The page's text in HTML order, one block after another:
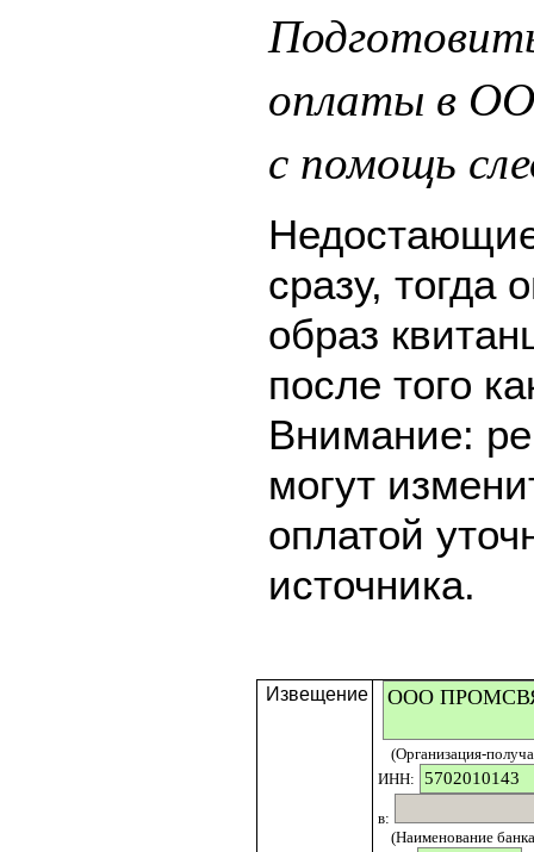
оплаты в
с помощь
сразу, тогда
образ
после того
Внимание:
могут
оплатой
источника.
Извещение
(Организация-
ИНН:
в:
(Наименование банка